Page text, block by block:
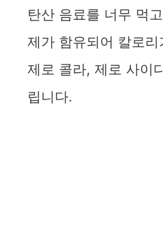
탄산 음료를 너무 먹
제가 함유되어 칼로
제로 콜라, 제로 사이
립니다.